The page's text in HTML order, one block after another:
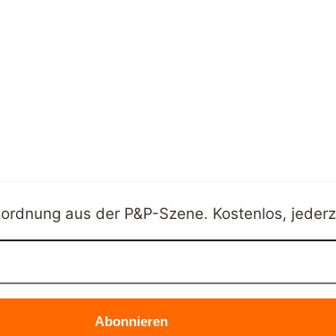
aus der P&P-Szene. Kostenlos,